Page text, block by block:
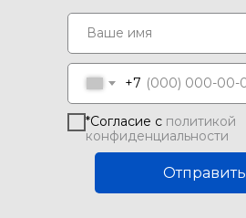
+7
*Согласие с политикой
конфиденциальности
Отправить